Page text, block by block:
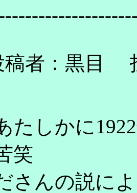
者：黒目
たしかに
笑
さんの説に